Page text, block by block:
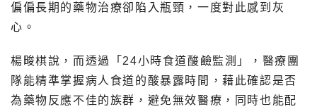
偏偏長期的藥物治療卻陷入瓶頸，一度對此感到灰
心。
楊畯棋說，而透過「24小時食道酸鹼監測」，醫療團
隊能精準掌握病人食道的酸暴露時間，藉此確認是否
為藥物反應不佳的族群，避免無效醫療，同時也能配